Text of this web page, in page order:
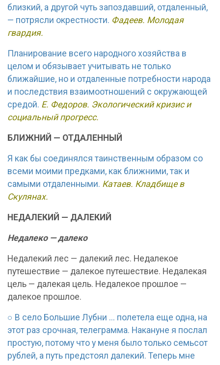
близкий, а другой чуть запоздавший, отдаленный,
— потрясли окрестности. Фадеев. Молодая
гвардия.
Планирование всего народного хозяйства в
целом и обязывает учитывать не только
ближайшие, но и отдаленные потребности народа
и последствия взаимоотношений с окружающей
средой. Е. Федоров. Экологический кризис и
социальный прогресс.
БЛИЖНИЙ — ОТДАЛЕННЫЙ
Я как бы соединялся таинственным образом со
всеми моими предками, как ближними, так и
самыми отдаленными. Катаев. Кладбище в
Скулянах.
НЕДАЛЕКИЙ — ДАЛЕКИЙ
Недалеко — далеко
Недалекий лес — далекий лес. Недалекое
путешествие — далекое путешествие. Недалекая
цель — далекая цель. Недалекое прошлое —
далекое прошлое.
○ В село Большие Лубни ... полетела еще одна, на
этот раз срочная, телеграмма. Накануне я послал
простую, потому что у меня было только семьсот
рублей, а путь предстоял далекий. Теперь мне